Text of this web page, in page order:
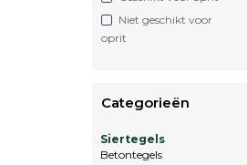
Niet geschikt voor
oprit
Categorieën
Siertegels
Betontegels